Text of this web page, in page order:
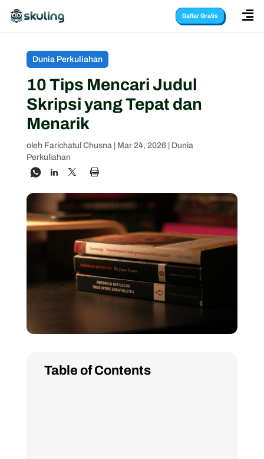
Daftar Gratis 
Dunia Perkuliahan
10 Tips Mencari Judul
Skripsi yang Tepat dan
Menarik
oleh Farichatul Chusna| Mar 24, 2026| Dunia
Perkuliahan
Table of Contents